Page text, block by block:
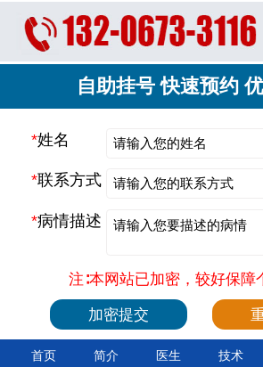
自助挂号 快速预约
*姓名
*联系方式
*病情描述
注∶本网站已加密，较好保障
首页 简介 医生 技术